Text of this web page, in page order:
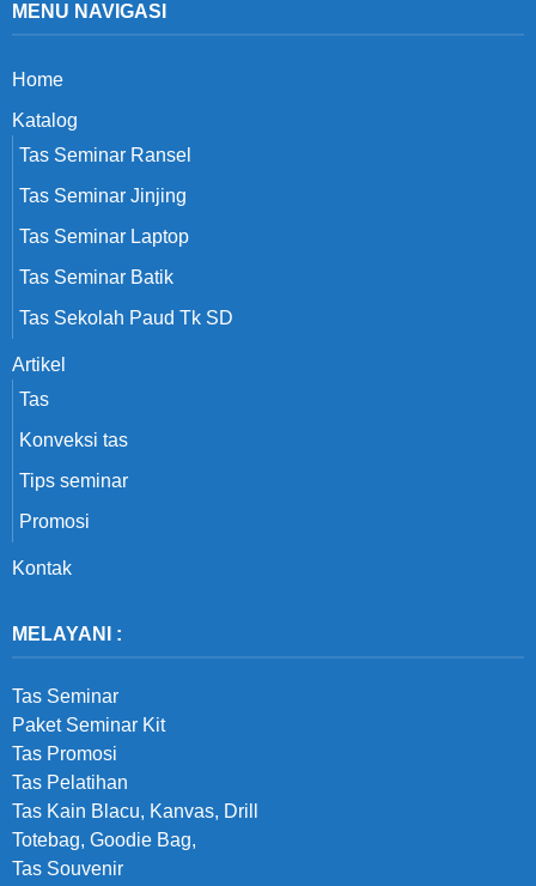
MENU NAVIGASI
Home
Katalog
Tas Seminar Ransel
Tas Seminar Jinjing
Tas Seminar Laptop
Tas Seminar Batik
Tas Sekolah Paud Tk SD
Artikel
Tas
Konveksi tas
Tips seminar
Promosi
Kontak
MELAYANI :
Tas Seminar
Paket Seminar Kit
Tas Promosi
Tas Pelatihan
Tas Kain Blacu, Kanvas, Drill
Totebag, Goodie Bag,
Tas Souvenir